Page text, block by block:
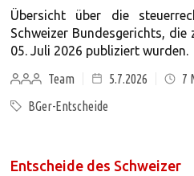
Übersicht über die
Schweizer Bundesgerichts, die
05. Juli 2026 publiziert wurden.
Team
5.7.2026 7
BGer-Entscheide
Entscheide des Schweizer